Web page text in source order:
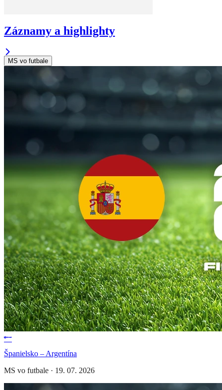
Záznamy a highlighty
MS vo futbale
Španielsko – Argentína
MS vo futbale · 19. 07. 2026